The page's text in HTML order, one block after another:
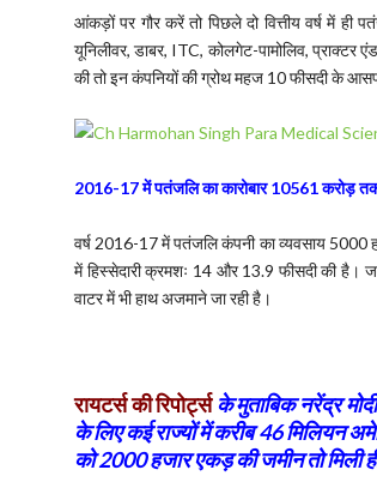
आंकड़ों पर गौर करें तो पिछले दो वित्तीय वर्ष में
यूनिलीवर, डाबर, ITC, कोलगेट-पामोलिव, प्राक्टर
की तो इन कंपनियों की ग्रोथ महज 10 फीसदी के
2016-17 में पतंजलि का कारोबार 10561 करोड़
वर्ष 2016-17 में पतंजलि कंपनी का व्यवसाय
में हिस्सेदारी क्रमशः 14 और 13.9 फीसदी की है।
वाटर में भी हाथ अजमाने जा रही है।
रायटर्स की रिपोर्ट्सके मुताबिक नरेंद्र
के लिए कई राज्यों में करीब 46 मिलियन
को 2000 हजार एकड़ की जमीन तो मिली